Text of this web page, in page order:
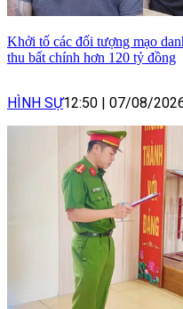
Khởi tố các đối tượng mạo
thu bất chính hơn 120 tỷ đồng
HÌNH SỰ12:50 07/08/